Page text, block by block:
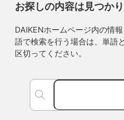
お探しの内容は見つか
DAIKENホームページ内の情
語で検索を行う場合は、単語
区切ってください。